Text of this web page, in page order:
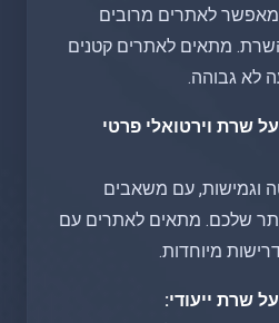
לאתרים מרובים
מתאים לאתרים קטנים
לא גבוהה.
שרת וירטואלי פרטי
וגמישות, עם משאבים
שלכם. מתאים לאתרים עם
מיוחדות.
שרת ייעודי: